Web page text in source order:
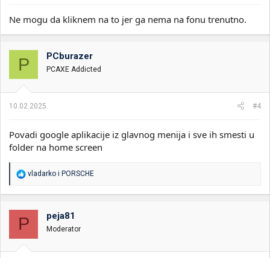
Ne mogu da kliknem na to jer ga nema na fonu trenutno.
P PCburazer
PCAXE Addicted
10.02.2025. #4
Povadi google aplikacije iz glavnog menija i sve ih smesti u
folder na home screen
R
o
v
n
vladarko i PORSCHE
P peja81
Moderator